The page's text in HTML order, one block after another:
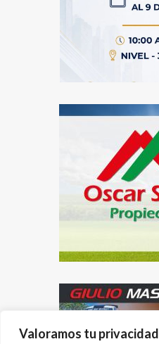
Valoramos tu privacidad